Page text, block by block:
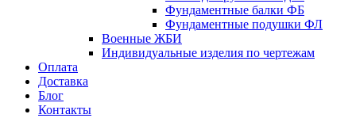
Фундаментные балки ФБ
Фундаментные подушки ФЛ
Военные ЖБИ
Индивидуальные изделия по чертежам
Оплата
Доставка
Блог
Контакты